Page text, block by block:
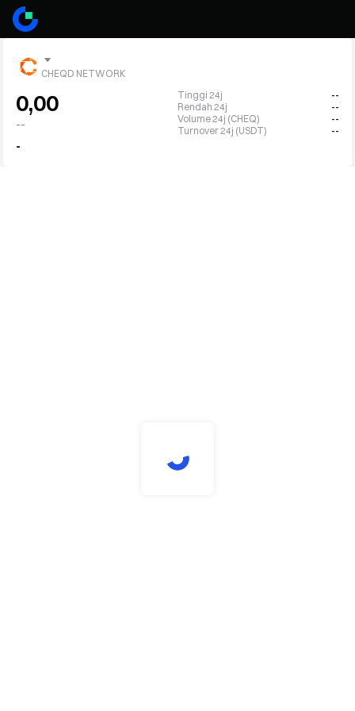
CHEQD NETWORK
0,00
--
-
Tinggi 24j
--
Rendah 24j
--
Volume 24j (CHEQ)
--
Turnover 24j (USDT)
--